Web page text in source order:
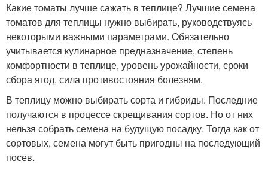
Какие томаты лучше сажать в теплице? Лучшие семена
томатов для теплицы нужно выбирать, руководствуясь
некоторыми важными параметрами. Обязательно
учитывается кулинарное предназначение, степень
комфортности в теплице, уровень урожайности, сроки
сбора ягод, сила противостояния болезням.
В теплицу можно выбирать сорта и гибриды. Последние
получаются в процессе скрещивания сортов. Но от них
нельзя собрать семена на будущую посадку. Тогда как от
сортовых, семена могут быть пригодны на последующий
посев.